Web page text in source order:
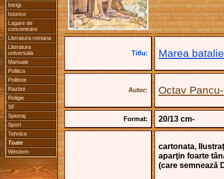
Intrigi
Istorice
Lagare de
concentrare
Literatura romana
Literatura
universala
Manuale
Politica
Politiste
Razboi
Religie
SF
Spionaj
Sport
Tehnice
Toate
Western
Titlu: Marea
Autor: Octav
Format: 20/13 cm-
cartonata,
aparţin foarte
(care semnează